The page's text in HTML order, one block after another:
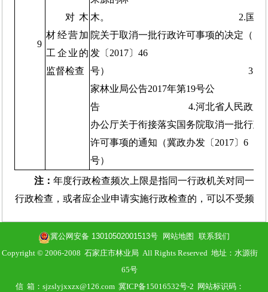
9
对木
材经营加
工企业的
监督检查
木。 2.国务
院关于取消一批行政许可事项的决定（国
发〔2017〕46
号） 3.国
家林业局公告2017年第19号公
告 4.河北省人民政府
办公厅关于衔接落实国务院取消一批行政
许可事项的通知（冀政办发〔2017〕6
号）
注：年度行政检查频次 上限是指同一行政机关对同一
行政检查，或者应企业申请实施行政检查的，可以不受频
冀公网安备 13010502001513号 网站地图
联系我们
Copyright © 2006-2008 石家庄市林业局 All Rights Reserved 地址：水源街
65号
信 箱：sjzslyjxxzx@126.com 冀ICP备15016532号-2 网站标识码：